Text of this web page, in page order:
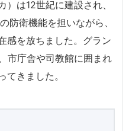
は12世紀に建設され、
防衛機能を担いながら、
感を放ちました。グラン
市庁舎や司教館に囲まれ
てきました。